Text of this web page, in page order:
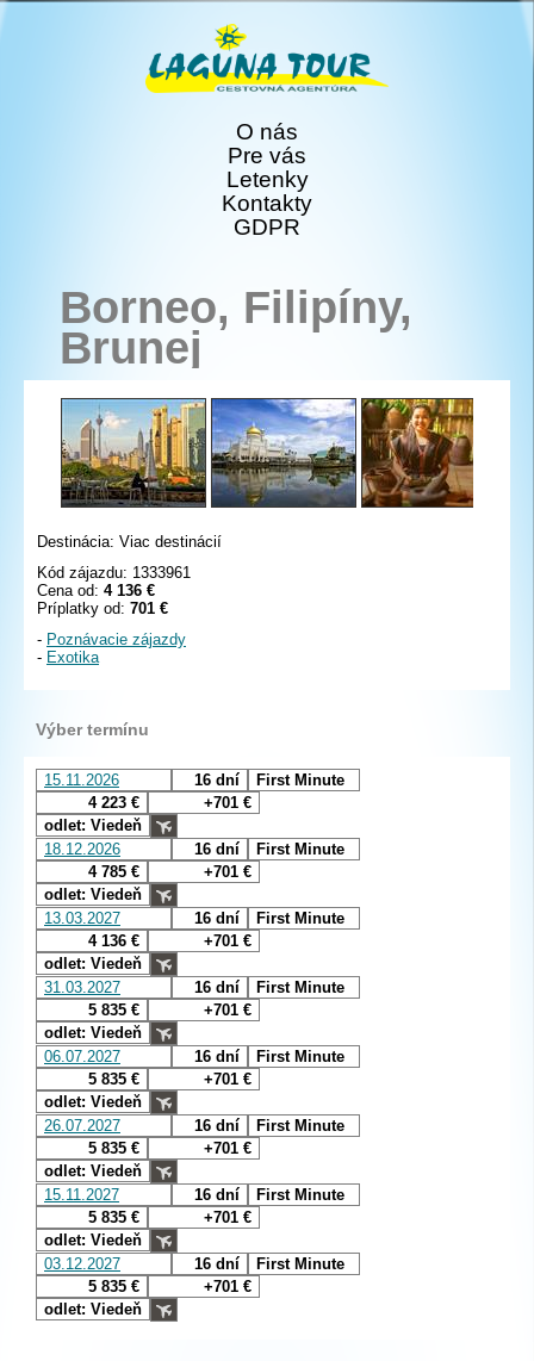
O nás
Pre vás
Letenky
Kontakty
GDPR
Borneo, Filipíny,
Brunej
Destinácia: Viac destinácií
Kód zájazdu: 1333961
Cena od: 4 136 €
Príplatky od: 701 €
- Poznávacie zájazdy
- Exotika
Výber termínu
15.11.2026 16 dní
First Minute
4 223 €
+701 €
odlet: Viedeň
18.12.2026
16 dní
First Minute
4 785 €
+701 €
odlet: Viedeň
13.03.2027
16 dní
First Minute
4 136 €
+701 €
odlet: Viedeň
31.03.2027
16 dní
First Minute
5 835 €
+701 €
odlet: Viedeň
06.07.2027
16 dní
First Minute
5 835 €
+701 €
odlet: Viedeň
26.07.2027
16 dní
First Minute
5 835 €
+701 €
odlet: Viedeň
15.11.2027
16 dní
First Minute
5 835 €
+701 €
odlet: Viedeň
03.12.2027
16 dní
First Minute
5 835 €
+701 €
odlet: Viedeň